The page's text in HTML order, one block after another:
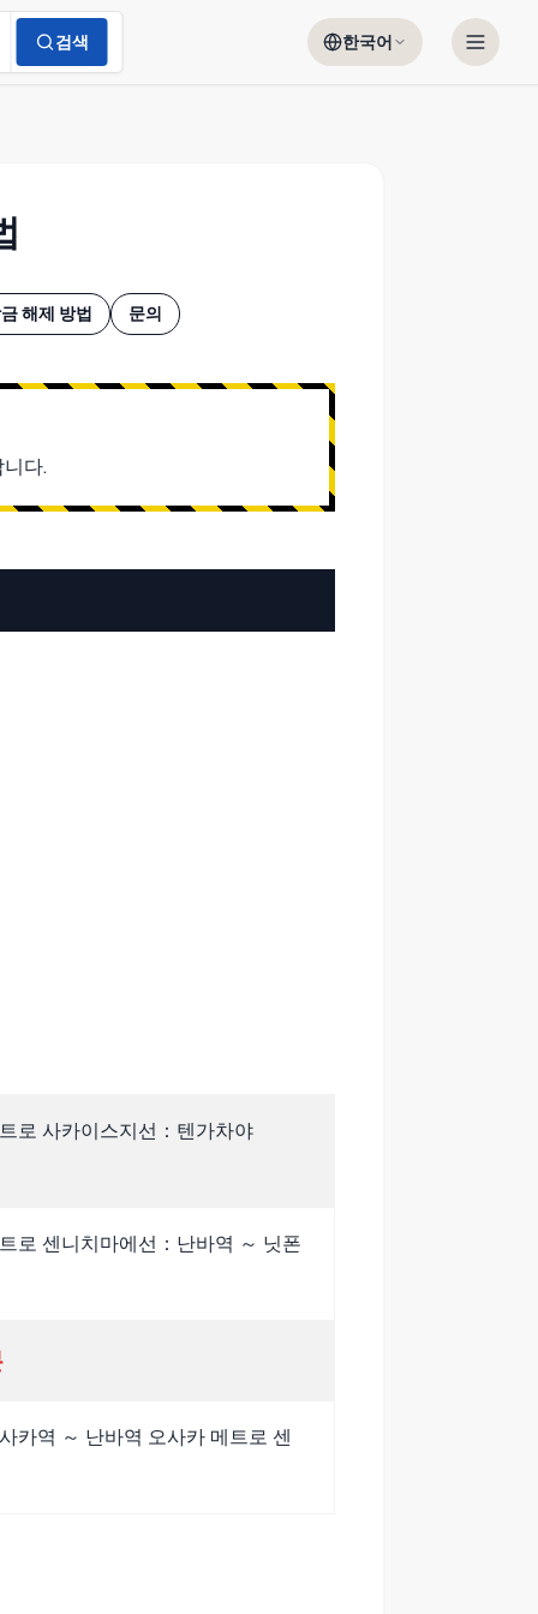
한국어
검색
해제 방법 문의
다.
로 사카이스지선：텐가차야
로 센니치마에선：난바역 ～ 닛폰
카역 ～ 난바역 오사카 메트로 센